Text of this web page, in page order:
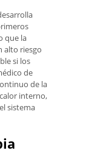
que la
alto riesgo
si los
de
de la
interno,
sistema